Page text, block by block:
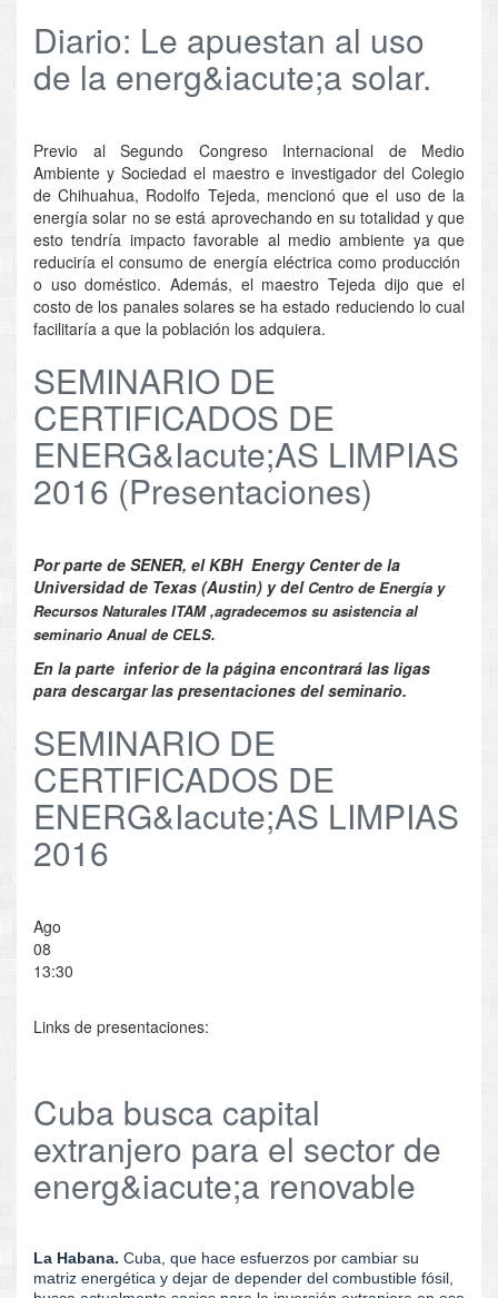
Diario: Le apuestan al uso
de la energ&iacute;a solar.
Previo al Segundo Congreso Internacional de Medio
Ambiente y Sociedad el maestro e investigador del Colegio
de Chihuahua, Rodolfo Tejeda, mencionó que el uso de la
energía solar no se está aprovechando en su totalidad y que
esto tendría impacto favorable al medio ambiente ya que
reduciría el consumo de energía eléctrica como producción
o uso doméstico. Además, el maestro Tejeda dijo que el
costo de los panales solares se ha estado reduciendo lo cual
facilitaría a que la población los adquiera.
SEMINARIO DE
CERTIFICADOS DE
ENERG&Iacute;AS LIMPIAS
2016 (Presentaciones)
Por parte de SENER, el KBH Energy Center de la
Universidad de Texas (Austin) y del Centro de Energía y
Recursos Naturales ITAM ,agradecemos su asistencia al
seminario Anual de CELS.
En la parte inferior de la página encontrará las ligas
para descargar las presentaciones del seminario.
SEMINARIO DE
CERTIFICADOS DE
ENERG&Iacute;AS LIMPIAS
2016
Ago
08
13:30
Links de presentaciones:
Cuba busca capital
extranjero para el sector de
energ&iacute;a renovable
La Habana. Cuba, que hace esfuerzos por cambiar su
matriz energética y dejar de depender del combustible fósil,